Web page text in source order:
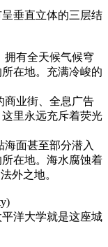
垂直立体的三层结
拥有全天候气候穹
在地。充满冷峻的
商业街、全息广告
里永远充斥着荧光
面甚至部分潜入
在地。海水腐蚀着
外之地。
洋大学就是这座城